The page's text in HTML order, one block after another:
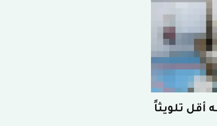
أقل تلويثاً